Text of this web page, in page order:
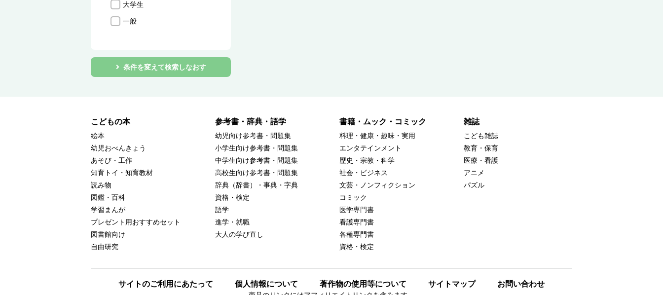
大学生
一般
条件を変えて検索しなおす
こどもの本
絵本
幼児おべんきょう
あそび・工作
知育トイ・知育教材
読み物
図鑑・百科
学習まんが
プレゼント用おすすめセット
図書館向け
自由研究
参考書・辞典・語学
幼児向け参考書・問題集
小学生向け参考書・問題集
中学生向け参考書・問題集
高校生向け参考書・問題集
辞典（辞書）・事典・字典
資格・検定
語学
進学・就職
大人の学び直し
書籍・ムック・コミック
料理・健康・趣味・実用
エンタテインメント
歴史・宗教・科学
社会・ビジネス
文芸・ノンフィクション
コミック
医学専門書
看護専門書
各種専門書
資格・検定
雑誌
こども雑誌
教育・保育
医療・看護
アニメ
パズル
サイトのご利用にあたって 個人情報について 著作物の使用等について サイトマップ お問い合わせ